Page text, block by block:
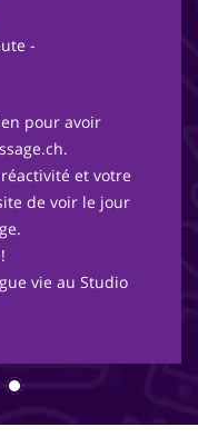
-
pour avoir
et votre
de voir le jour
vie au Studio